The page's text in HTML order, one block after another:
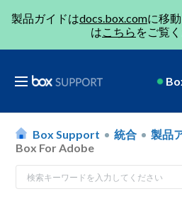
製品ガイドはdocs.box.comに移
はこちら をご覧く
Box Support 統合
製品
Box For Adobe